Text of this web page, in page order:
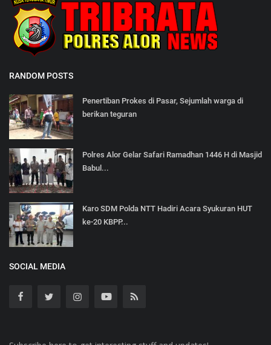
RANDOM POSTS
Penertiban Prokes di Pasar, Sejumlah warga di
berikan teguran
Polres Alor Gelar Safari Ramadhan 1446 H di Masjid
Babul...
Karo SDM Polda NTT Hadiri Acara Syukuran HUT
ke-20 KBPP...
SOCIAL MEDIA